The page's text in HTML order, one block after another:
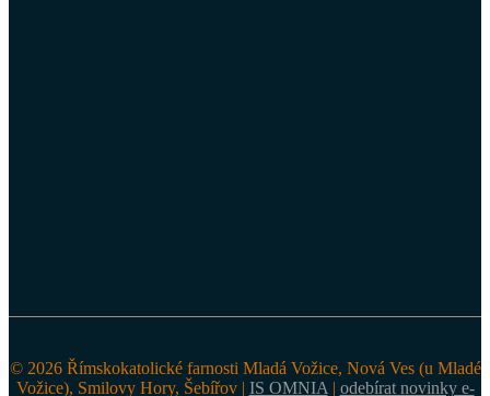
© 2026 Římskokatolické farnosti Mladá Vožice, Nová Ves (u Mladé
Vožice), Smilovy Hory, Šebířov | IS OMNIA | odebírat novinky e-